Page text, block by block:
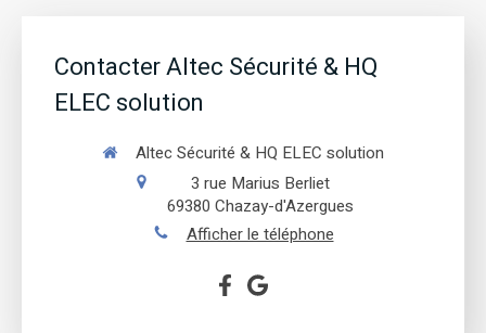
Contacter Altec Sécurité & HQ
ELEC solution
Altec Sécurité & HQ ELEC solution
3 rue Marius Berliet
69380 Chazay-d'Azergues
Afficher le téléphone